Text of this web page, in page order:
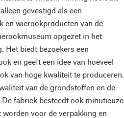
gevestigd als een
en wierookproducten van de
opgezet in het
Het biedt bezoekers een
en geeft een idee van hoeveel
van hoge kwaliteit te produceren.
van de grondstoffen en de
fabriek besteedt ook minutieuze
voor de verpakking en